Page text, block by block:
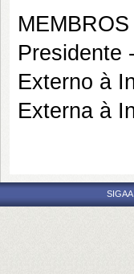
Presidente
Externo à
Externa à